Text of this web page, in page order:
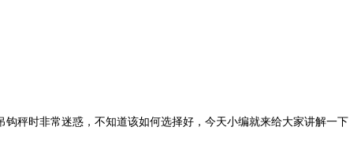
秤时非常迷惑，不知道该如何选择好，今天小编就来给大家讲解一下